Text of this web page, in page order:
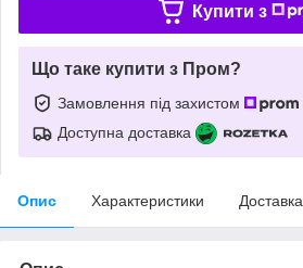
Купити з
Що таке купити з Пром?
Замовлення під захистом
Доступна доставка
Опис Характеристики Доставка